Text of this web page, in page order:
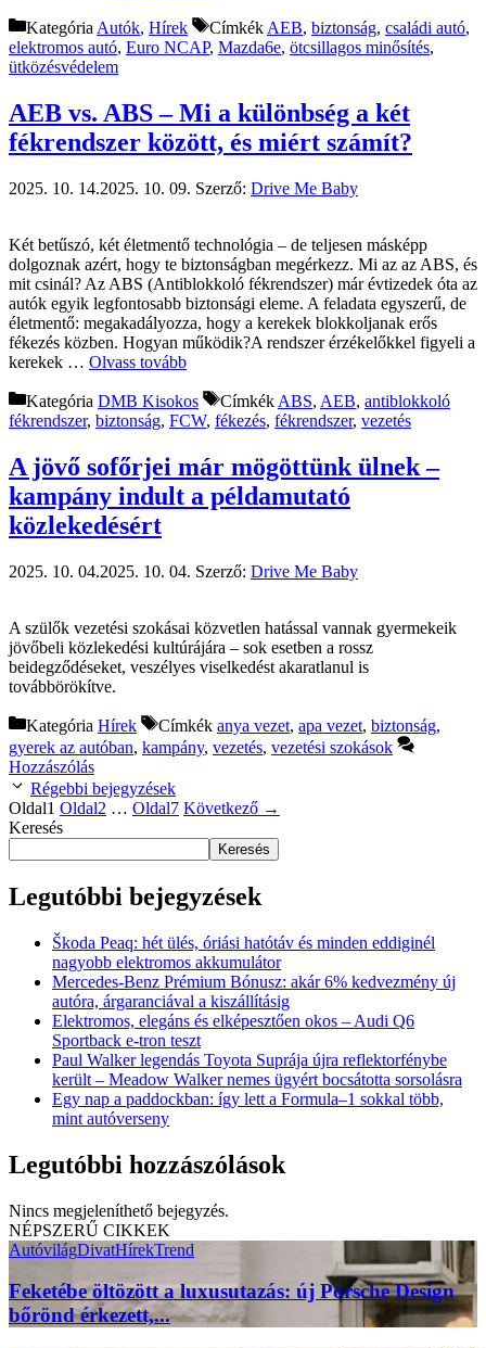
KategóriaAutók, Hírek CímkékAEB, biztonság, családi autó,
elektromos autó, Euro NCAP, Mazda6e, ötcsillagos minősítés,
ütközésvédelem
AEB vs. ABS – Mi a különbség a két
fékrendszer között, és miért számít?
2025. 10. 14.2025. 10. 09. Szerző: Drive Me Baby
Két betűszó, két életmentő technológia – de teljesen másképp
dolgoznak azért, hogy te biztonságban megérkezz. Mi az az ABS, és
mit csinál? Az ABS (Antiblokkoló fékrendszer) már évtizedek óta az
autók egyik legfontosabb biztonsági eleme. A feladata egyszerű, de
életmentő: megakadályozza, hogy a kerekek blokkoljanak erős
fékezés közben. Hogyan működik?A rendszer érzékelőkkel figyeli a
kerekek … Olvass tovább
Kategória DMB Kisokos Címkék ABS, AEB, antiblokkoló
fékrendszer, biztonság, FCW, fékezés, fékrendszer, vezetés
A jövő sofőrjei már mögöttünk ülnek –
kampány indult a példamutató
közlekedésért
2025. 10. 04.2025. 10. 04. Szerző: Drive Me Baby
A szülők vezetési szokásai közvetlen hatással vannak gyermekeik
jövőbeli közlekedési kultúrájára – sok esetben a rossz
beidegződéseket, veszélyes viselkedést akaratlanul is
továbbörökítve.
Kategória Hírek Címkék anya vezet, apa vezet, biztonság,
gyerek az autóban, kampány, vezetés, vezetési szokások
Hozzászólás
Régebbi bejegyzések
Oldal1 Oldal2 … Oldal7 Következő →
Keresés
Keresés
Legutóbbi bejegyzések
Škoda Peaq: hét ülés, óriási hatótáv és minden eddiginél
nagyobb elektromos akkumulátor
Mercedes-Benz Prémium Bónusz: akár 6% kedvezmény új
autóra, árgaranciával a kiszállításig
Elektromos, elegáns és elképesztően okos – Audi Q6
Sportback e-tron teszt
Paul Walker legendás Toyota Suprája újra reflektorfénybe
került – Meadow Walker nemes ügyért bocsátotta sorsolásra
Egy nap a paddockban: így lett a Formula–1 sokkal több,
mint autóverseny
Legutóbbi hozzászólások
Nincs megjeleníthető bejegyzés.
NÉPSZERŰ CIKKEK
AutóvilágDivatHírekTrend
Feketébe öltözött a luxusutazás: új Porsche Design
bőrönd érkezett,...